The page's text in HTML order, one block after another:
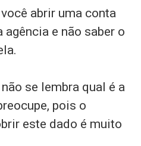
abrir uma conta
e não saber o
se lembra qual é a
pois o
este dado é muito